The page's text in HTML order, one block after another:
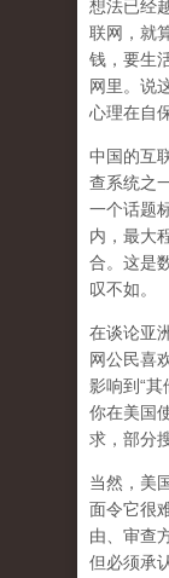
想法已经
联网，就
钱，要生
网里。说
心理在自
中国的互
查系统之
一个话题
内，最大
合。这是
叹不如。
在谈论亚
网公民喜
影响到“其
你在美国
求，部分
当然，美
面令它很
由、审查
但必须承